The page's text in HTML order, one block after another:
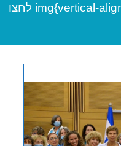
img{vertical-align:middle;display:inline-block} לחצו